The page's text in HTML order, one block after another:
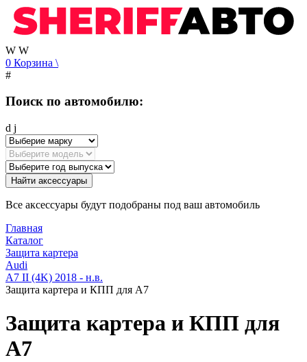
W W
0 Корзина \
#
Поиск по автомобилю:
d j
Найти аксессуары
Все аксессуары будут подобраны под ваш автомобиль
Главная
Каталог
Защита картера
Audi
A7 II (4K) 2018 - н.в.
Защита картера и КПП для А7
Защита картера и КПП для
А7